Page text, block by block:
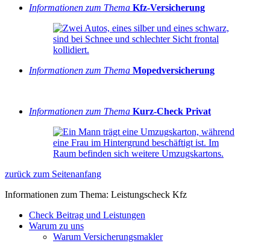
Informationen zum Thema Kfz-Versicherung
Informationen zum Thema Mopedversicherung
Informationen zum Thema Kurz-Check Privat
zurück zum Seitenanfang
Informationen zum Thema: Leistungscheck Kfz
Check Beitrag und Leistungen
Warum zu uns
Warum Versicherungsmakler